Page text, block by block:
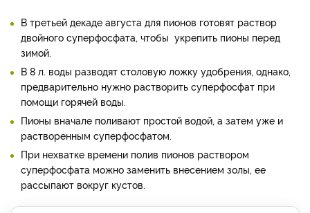
В третьей декаде августа для пионов готовят раствор
двойного суперфосфата, чтобы укрепить пионы перед
зимой.
В 8 л. воды разводят столовую ложку удобрения, однако,
предварительно нужно растворить суперфосфат при
помощи горячей воды.
Пионы вначале поливают простой водой, а затем уже и
растворенным суперфосфатом.
При нехватке времени полив пионов раствором
суперфосфата можно заменить внесением золы, ее
рассыпают вокруг кустов.